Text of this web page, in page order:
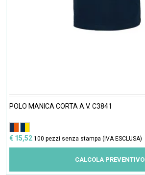
POLO MANICA CORTA A.V. C3841
€ 15,52 100 pezzi senza stampa (IVA ESCLUSA)
CALCOLA PREVENTIVO